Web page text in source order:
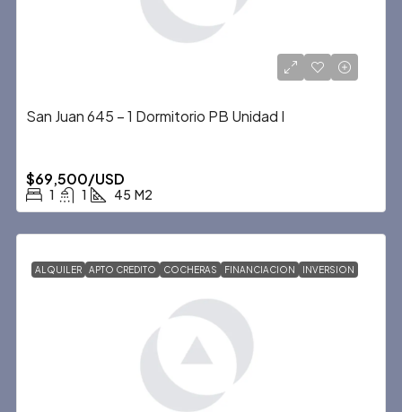
San Juan 645 – 1 Dormitorio PB Unidad I
$69,500/USD
1 1 45 M2
ALQUILER APTO CREDITO COCHERAS FINANCIACION INVERSION